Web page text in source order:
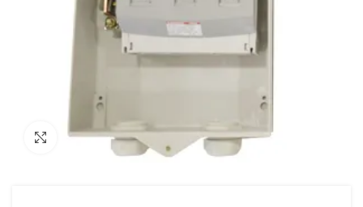
Click to enlarge